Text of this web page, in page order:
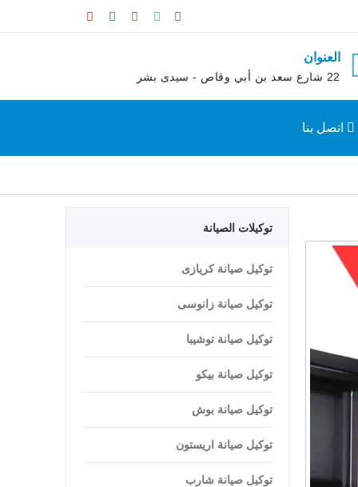
العنوان
22 شارع سعد بن أبي وقاص - سيدى بشر
اتصل بنا
توكيلات الصيانة
توكيل صيانة كريازى
توكيل صيانة زانوسى
توكيل صيانة توشيبا
توكيل صيانة بيكو
توكيل صيانة بوش
توكيل صيانة اريستون
توكيل صيانة شارب